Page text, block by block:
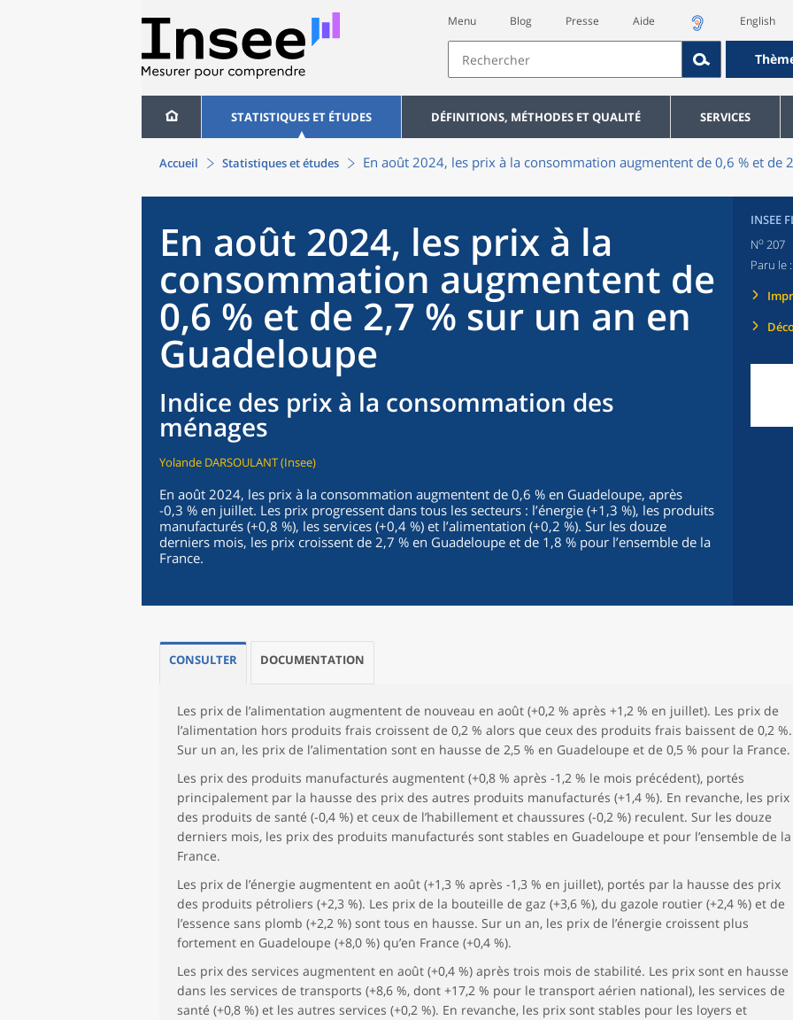
Menu Blog Presse Aide English
STATISTIQUES ET ÉTUDES DÉFINITIONS, MÉTHODES ET QUALITÉ SERVICES
Accueil Statistiques et études En août 2024, les prix à la consommation augmentent de 0,6 % et de
En août 2024, les prix à la
consommation augmentent de
0,6 % et de 2,7 % sur un an en
Guadeloupe
Indice des prix à la consommation des
ménages
Yolande DARSOULANT (Insee)
En août 2024, les prix à la consommation augmentent de 0,6 % en Guadeloupe, après
-0,3 % en juillet. Les prix progressent dans tous les secteurs : l’énergie (+1,3 %), les produits
manufacturés (+0,8 %), les services (+0,4 %) et l’alimentation (+0,2 %). Sur les douze
derniers mois, les prix croissent de 2,7 % en Guadeloupe et de 1,8 % pour l’ensemble de la
France.
INSEE
No 207
Paru le
CONSULTER DOCUMENTATION
Les prix de l’alimentation augmentent de nouveau en août (+0,2 % après +1,2 % en juillet). Les prix de
l’alimentation hors produits frais croissent de 0,2 % alors que ceux des produits frais baissent de 0,2 %.
Sur un an, les prix de l’alimentation sont en hausse de 2,5 % en Guadeloupe et de 0,5 % pour la France.
Les prix des produits manufacturés augmentent (+0,8 % après -1,2 % le mois précédent), portés
principalement par la hausse des prix des autres produits manufacturés (+1,4 %). En revanche, les prix
des produits de santé (-0,4 %) et ceux de l’habillement et chaussures (-0,2 %) reculent. Sur les douze
derniers mois, les prix des produits manufacturés sont stables en Guadeloupe et pour l’ensemble de la
France.
Les prix de l’énergie augmentent en août (+1,3 % après -1,3 % en juillet), portés par la hausse des prix
des produits pétroliers (+2,3 %). Les prix de la bouteille de gaz (+3,6 %), du gazole routier (+2,4 %) et de
l’essence sans plomb (+2,2 %) sont tous en hausse. Sur un an, les prix de l’énergie croissent plus
fortement en Guadeloupe (+8,0 %) qu’en France (+0,4 %).
Les prix des services augmentent en août (+0,4 %) après trois mois de stabilité. Les prix sont en hausse
dans les services de transports (+8,6 %, dont +17,2 % pour le transport aérien national), les services de
santé (+0,8 %) et les autres services (+0,2 %). En revanche, les prix sont stables pour les loyers et